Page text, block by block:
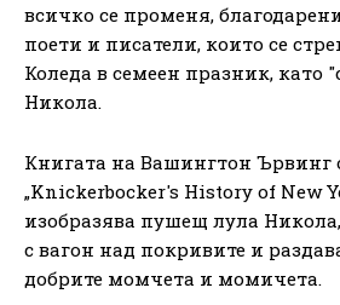
всичко се променя,
поети и писатели, които се
Коледа в семеен празник, като
Никола.
Книгата на Вашингтон Ървинг
„Knickerbocker's History of New
изобразява пушещ лула
с вагон над покривите и
добрите момчета и момичета.